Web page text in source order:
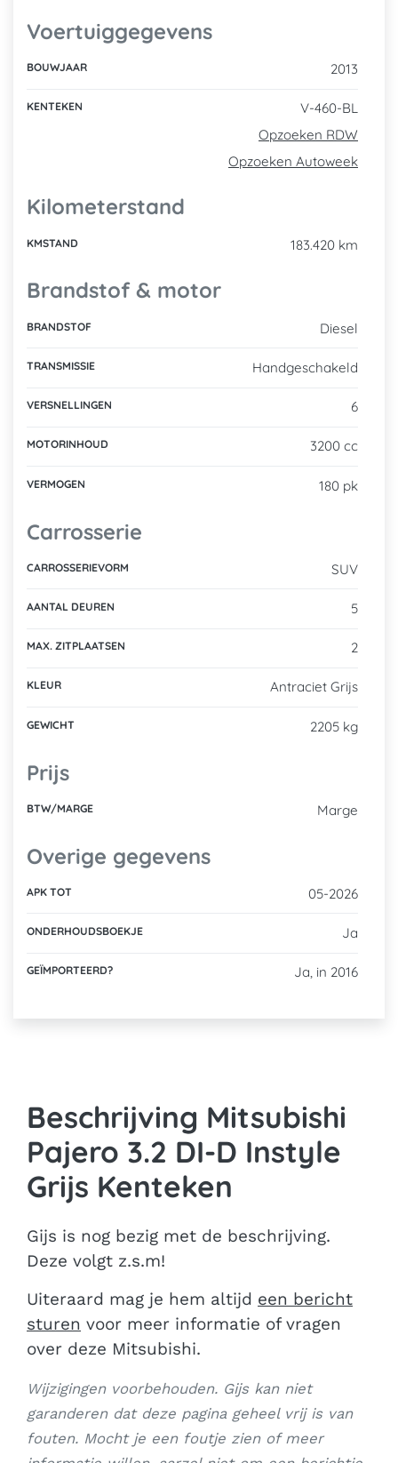
Voertuiggegevens
BOUWJAAR 2013
KENTEKEN
V-460-BL
Opzoeken RDW
Opzoeken Autoweek
Kilometerstand
KMSTAND 183.420 km
Brandstof & motor
BRANDSTOF Diesel
TRANSMISSIE Handgeschakeld
VERSNELLINGEN 6
MOTORINHOUD 3200 cc
VERMOGEN 180 pk
Carrosserie
CARROSSERIEVORM SUV
AANTAL DEUREN 5
MAX. ZITPLAATSEN 2
KLEUR Antraciet Grijs
GEWICHT 2205 kg
Prijs
BTW/MARGE Marge
Overige gegevens
APK TOT 05-2026
ONDERHOUDSBOEKJE Ja
GEÏMPORTEERD? Ja, in 2016
Beschrijving Mitsubishi
Pajero 3.2 DI-D Instyle
Grijs Kenteken
Gijs is nog bezig met de beschrijving.
Deze volgt z.s.m!
Uiteraard mag je hem altijd een bericht
sturen voor meer informatie of vragen
over deze Mitsubishi.
Wijzigingen voorbehouden. Gijs kan niet
garanderen dat deze pagina geheel vrij is van
fouten. Mocht je een foutje zien of meer